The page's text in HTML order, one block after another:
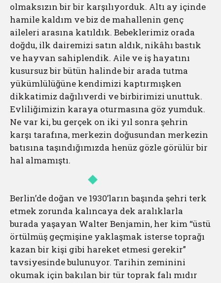
olmaksızın bir bir karşılıyorduk. Altı ay içinde
hamile kaldım ve biz de mahallenin genç
aileleri arasına katıldık. Bebeklerimiz orada
doğdu, ilk dairemizi satın aldık, nikâhı bastık
ve hayvan sahiplendik. Aile ve iş hayatını
kusursuz bir bütün halinde bir arada tutma
yükümlülüğüne kendimizi kaptırmışken
dikkatimiz dağılıverdi ve birbirimizi unuttuk.
Evliliğimizin karaya oturmasına göz yumduk.
Ne var ki, bu gerçek on iki yıl sonra şehrin
karşı tarafına, merkezin doğusundan merkezin
batısına taşındığımızda henüz gözle görülür bir
hal almamıştı.
Berlin’de doğan ve 1930’ların başında şehri terk
etmek zorunda kalıncaya dek aralıklarla
burada yaşayan Walter Benjamin, her kim “üstü
örtülmüş geçmişine yaklaşmak isterse toprağı
kazan bir kişi gibi hareket etmesi gerekir”
tavsiyesinde bulunuyor. Tarihin zeminini
okumak için bakılan bir tür toprak falı mıdır